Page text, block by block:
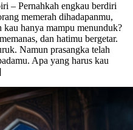
– Pernahkah engkau berdiri
memerah dihadapanmu,
kau hanya mampu menunduk?
dan hatimu bergetar.
Namun prasangka telah
Apa yang harus kau